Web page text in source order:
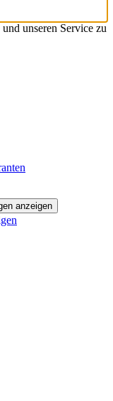
unseren Service zu
anzeigen